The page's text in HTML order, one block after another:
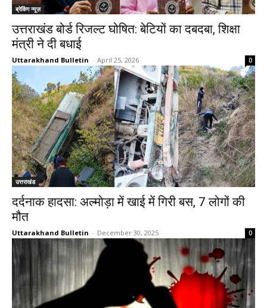
ब्रेकिंग न्यूज़
उत्तराखंड बोर्ड रिजल्ट घोषित: बेटियों का दबदबा, शिक्षा
मंत्री ने दी बधाई
Uttarakhand Bulletin - April 25, 2026 0
उत्तराखंड
दर्दनाक हादसा: अल्मोड़ा में खाई में गिरी बस, 7 लोगों की
मौत
Uttarakhand Bulletin - December 30, 2025 0